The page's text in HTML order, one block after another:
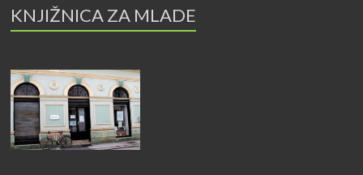
KNJIŽNICA ZA MLADE